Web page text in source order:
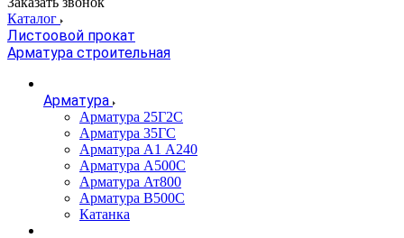
Каталог
Листоовой прокат
Арматура строительная
Арматура
Арматура 25Г2С
Арматура 35ГС
Арматура А1 А240
Арматура А500С
Арматура Ат800
Арматура В500С
Катанка